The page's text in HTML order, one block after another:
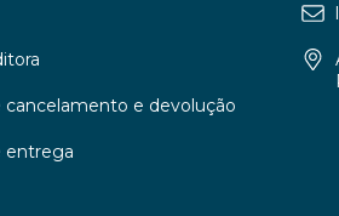
cancelamento e devolução
entrega